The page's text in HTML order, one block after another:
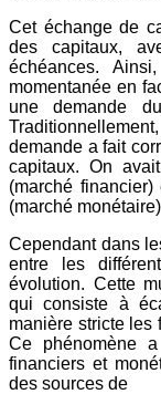
Cet échange de
des capitaux,
échéances.
momentanée en
une demande
demande a fait
capitaux. On
(marché
(marché
Cependant dans
entre les
évolution. Cette
qui consiste à
manière stricte les
Ce phénomène
financiers et
des sources de